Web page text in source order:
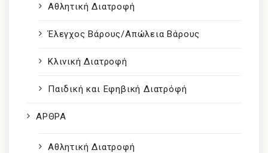
Αθλητική Διατροφή
Έλεγχος Βάρους/Απώλεια Βάρους
Κλινική Διατροφή
Παιδική και Εφηβική Διατρόφή
ΑΡΘΡΑ
Αθλητική Διατροφή